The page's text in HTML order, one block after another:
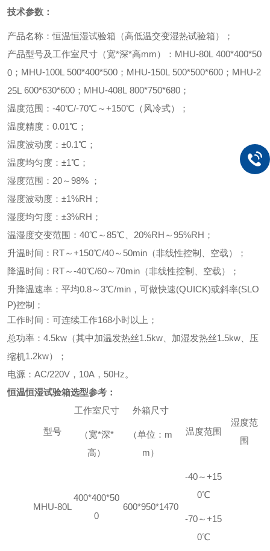
技术参数 ：
产品名称：恒温恒湿试验箱 （高低温交变湿热试验箱）；
产品型号及工作室尺寸（宽*深*高mm）：MHU-80L 400*400*50
0 ； MHU-100L 500*400*500 ； MHU-150L 500*500*600 ； MHU-2
25L 600*630*600 ； MHU-408L 800*750*680 ；
温度范围：-40℃/-70℃～+150℃（风冷式）；
温度精度： 0.01℃ ；
温度波动度： ±0.1℃；
温度均匀度：±1℃；
湿度范围：20～98% ；
湿度波动度： ±1%RH；
湿度均匀度：±3%RH；
温湿度交变范围： 40℃～85℃ 、20%RH ～95%RH ；
升温时间：RT～+150℃/40～50min （非线性控制、空载）；
降温时间：RT～-40℃/60～70min （非线性控制、空载）；
升降温速率：平均0.8～3℃/min，可做快速(QUICK)或斜率(SLO
P)控制；
工作时间：可连续工作168小时以上；
总功率：4.5kw（其中加温发热丝1.5kw 、加湿发热丝1.5kw 、压
缩机 1.2kw）；
电源：AC/220V， 10A ， 50Hz。
恒温恒湿试验箱选型参考 ：
型号
工作室尺寸
（宽*深*
高）
外箱尺寸
（单位：m
m）
温度范围
湿度范
围
MHU-80L
400*400*50
0
600*950*1470
-40～+15
0℃
-70～+15
0℃